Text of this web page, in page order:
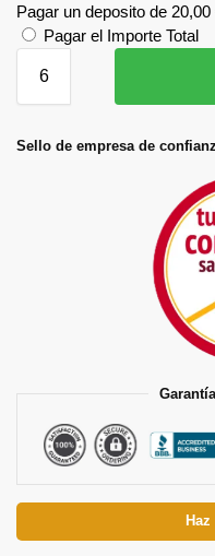
Pagar un deposito de 20,00
Pagar el Importe Total
Sello de empresa de